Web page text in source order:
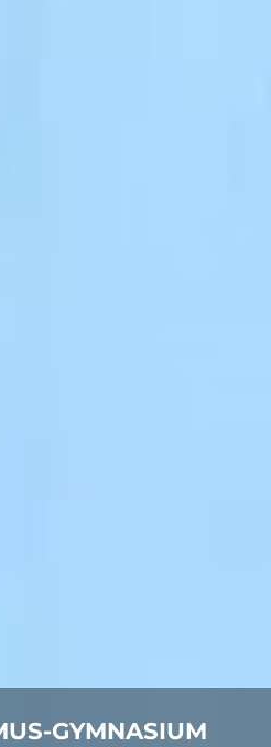
GYMNASIUM